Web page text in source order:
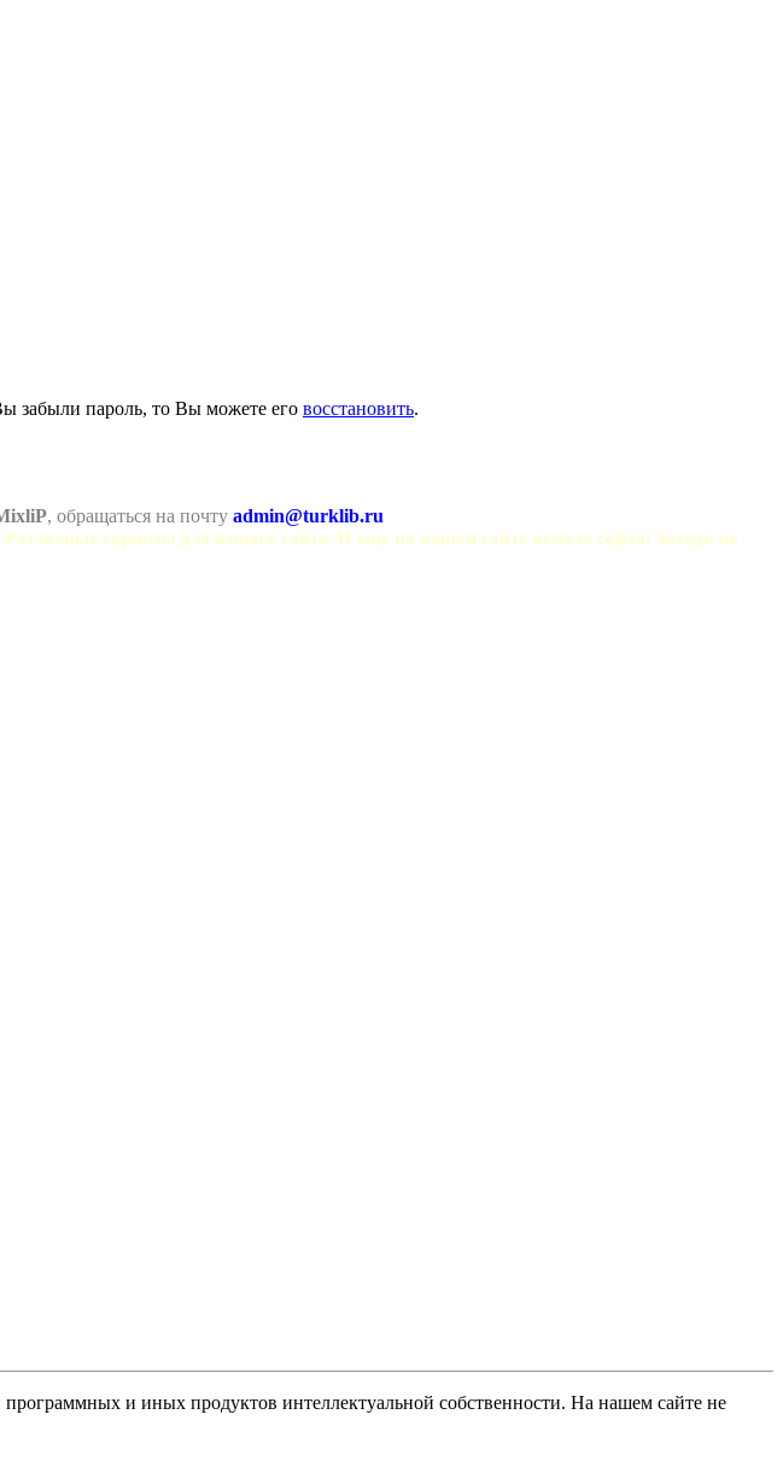
забыли пароль, то Вы можете его восстановить.
, обращаться на почту admin@turklib.ru
скрипты для вашего сайта. И еще на нашем сайте немало софта! Заходи не
и иных продуктов интеллектуальной собственности. На нашем сайте не